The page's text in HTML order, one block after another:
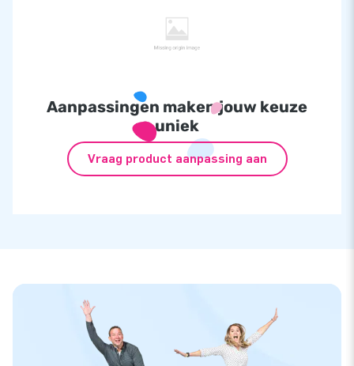
Aanpassingen maken jouw keuze
uniek
Vraag product aanpassing aan